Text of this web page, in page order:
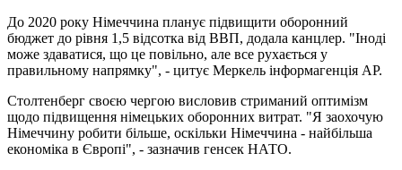
До 2020 року Німеччина планує підвищити оборонний
бюджет до рівня 1,5 відсотка від ВВП, додала канцлер. "Іноді
може здаватися, що це повільно, але все рухається у
правильному напрямку", - цитує Меркель інформагенція AP.
Столтенберг своєю чергою висловив стриманий оптимізм
щодо підвищення німецьких оборонних витрат. "Я заохочую
Німеччину робити більше, оскільки Німеччина - найбільша
економіка в Європі", - зазначив генсек НАТО.